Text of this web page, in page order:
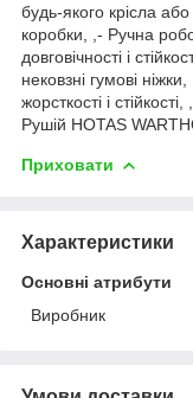
будь-якого крісла
коробки, ,- Ручна
довговічності і
нековзні гумові
жорсткості і
Рушій HOTAS
Приховати
Характеристики
Основні атрибути
Виробник